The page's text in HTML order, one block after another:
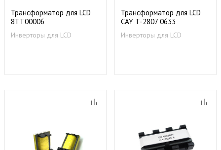
Трансформатор для LCD
8TT00006
Инверторы для LCD
Трансформатор для LCD
CAY T-2807 0633
Инверторы для LCD